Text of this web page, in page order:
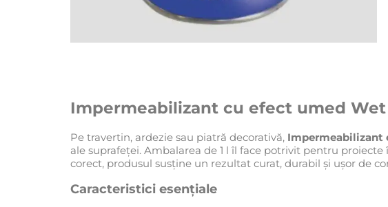
Impermeabilizant cu efect umed Wet
Pe travertin, ardezie sau piatră decorativă, Impermeabilizant
ale suprafeței. Ambalarea de 1 l îl face potrivit pentru
corect, produsul susține un rezultat curat, durabil și ușor de
Caracteristici esențiale